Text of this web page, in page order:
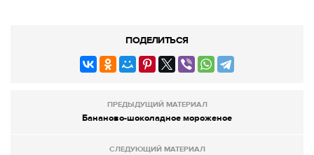
ПОДЕЛИТЬСЯ
ПРЕДЫДУЩИЙ МАТЕРИАЛ
Бананово-шоколадное мороженое
СЛЕДУЮЩИЙ МАТЕРИАЛ